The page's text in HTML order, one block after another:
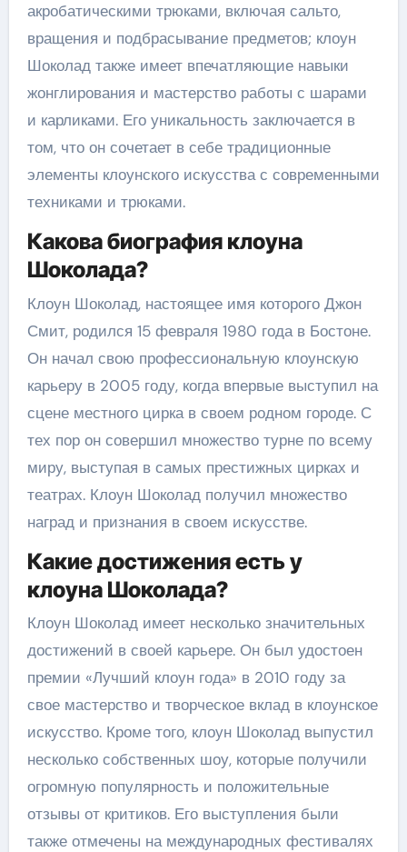
акробатическими трюками, включая сальто,
вращения и подбрасывание предметов; клоун
Шоколад также имеет впечатляющие навыки
жонглирования и мастерство работы с шарами
и карликами. Его уникальность заключается в
том, что он сочетает в себе традиционные
элементы клоунского искусства с современными
техниками и трюками.
Какова биография клоуна
Шоколада?
Клоун Шоколад, настоящее имя которого Джон
Смит, родился 15 февраля 1980 года в Бостоне.
Он начал свою профессиональную клоунскую
карьеру в 2005 году, когда впервые выступил на
сцене местного цирка в своем родном городе. С
тех пор он совершил множество турне по всему
миру, выступая в самых престижных цирках и
театрах. Клоун Шоколад получил множество
наград и признания в своем искусстве.
Какие достижения есть у
клоуна Шоколада?
Клоун Шоколад имеет несколько значительных
достижений в своей карьере. Он был удостоен
премии «Лучший клоун года» в 2010 году за
свое мастерство и творческое вклад в клоунское
искусство. Кроме того, клоун Шоколад выпустил
несколько собственных шоу, которые получили
огромную популярность и положительные
отзывы от критиков. Его выступления были
также отмечены на международных фестивалях